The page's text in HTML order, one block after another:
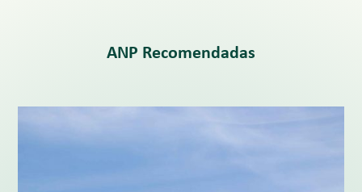
ANP Recomendadas